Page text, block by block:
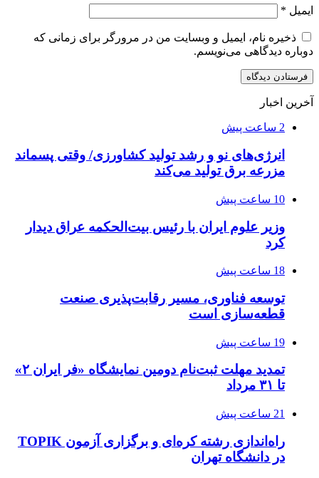
ایمیل *
ذخیره نام، ایمیل و وبسایت من در مرورگر برای زمانی که
دوباره دیدگاهی می‌نویسم.
آخرین اخبار
2 ساعت پیش
انرژی‌های نو و رشد تولید کشاورزی/ وقتی پسماند
مزرعه‌ برق تولید می‌کند
10 ساعت پیش
وزیر علوم ایران با رئیس بیت‌الحکمه عراق دیدار
کرد
18 ساعت پیش
توسعه فناوری، مسیر رقابت‌پذیری صنعت
قطعه‌سازی است
19 ساعت پیش
تمدید مهلت ثبت‌نام دومین نمایشگاه «فر ایران ۲»
تا ۳۱ مرداد
21 ساعت پیش
راه‌اندازی رشته کره‌ای و برگزاری آزمون TOPIK
در دانشگاه تهران